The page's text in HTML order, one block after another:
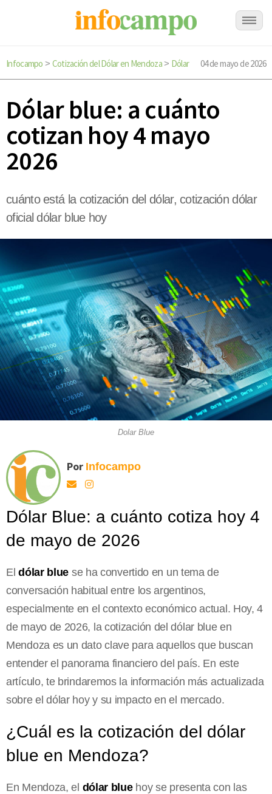
Infocampo > Cotización del Dólar en Mendoza> Dólar 04 de mayo de 2026
Dólar blue: a cuánto
cotizan hoy 4 mayo
2026
cuánto está la cotización del dólar, cotización dólar
oficial dólar blue hoy
Dolar Blue
Por Infocampo
Dólar Blue: a cuánto cotiza hoy 4
de mayo de 2026
Eldólar blue se ha convertido en un tema de
conversación habitual entre los argentinos,
especialmente en el contexto económico actual. Hoy, 4
de mayo de 2026, la cotización del dólar blue en
Mendoza es un dato clave para aquellos que buscan
entender el panorama financiero del país. En este
artículo, te brindaremos la información más actualizada
sobre el dólar hoy y su impacto en el mercado.
¿Cuál es la cotización del dólar
blue en Mendoza?
En Mendoza, el dólar bluehoy se presenta con las